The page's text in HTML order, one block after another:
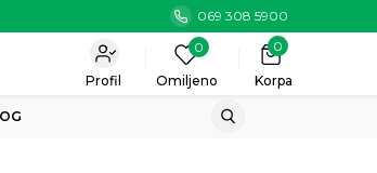
069 308 5900
Korpa
0
0
Omiljeno
Profil